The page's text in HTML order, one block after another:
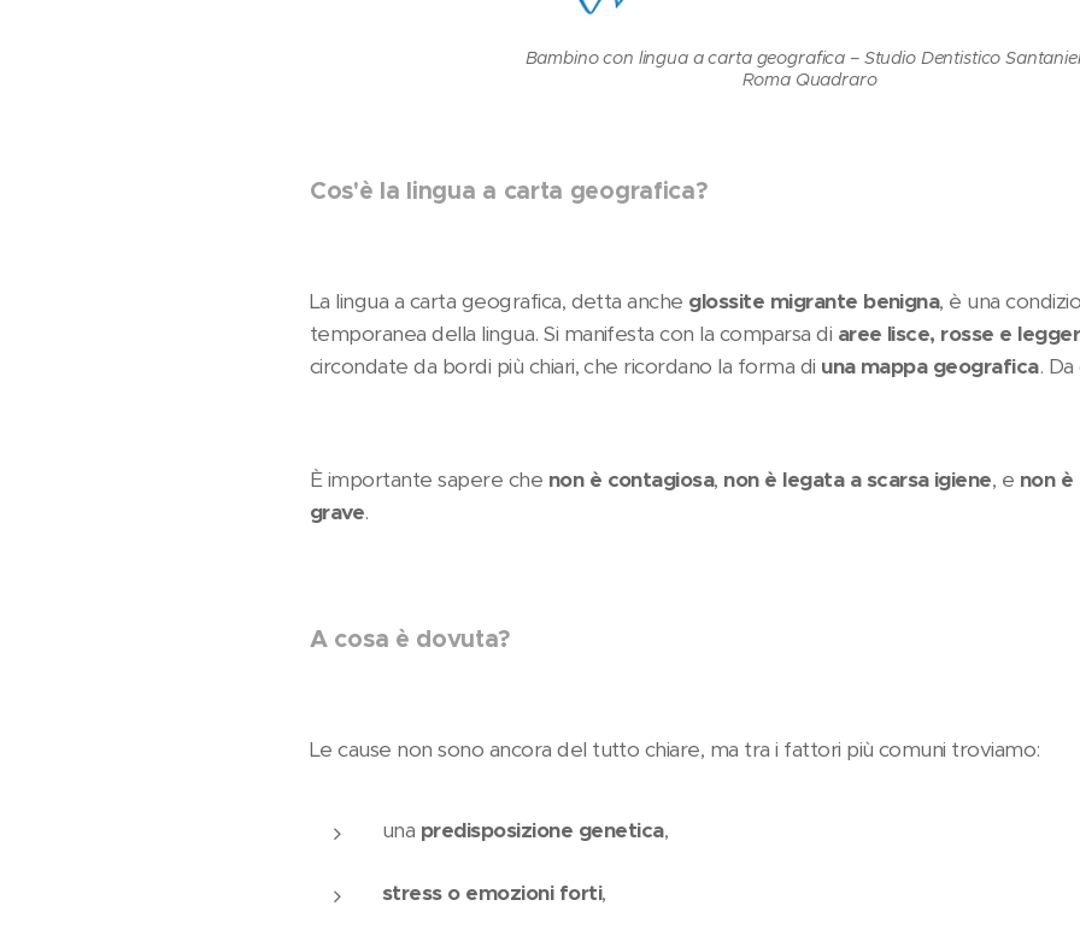
Bambino con lingua a carta geografica – Studio Dentistico
Roma Quadraro
Cos'è la lingua a carta geografica?
La lingua a carta geografica, detta anche glossite migrante benigna, è una
temporanea della lingua. Si manifesta con la comparsa di aree lisce, rosse e
circondate da bordi più chiari, che ricordano la forma di una mappa geografica.
È importante sapere che non è contagiosa, non è legata a scarsa igiene, e non
grave.
A cosa è dovuta?
Le cause non sono ancora del tutto chiare, ma tra i fattori più comuni troviamo:
una predisposizione genetica,
stress o emozioni forti,